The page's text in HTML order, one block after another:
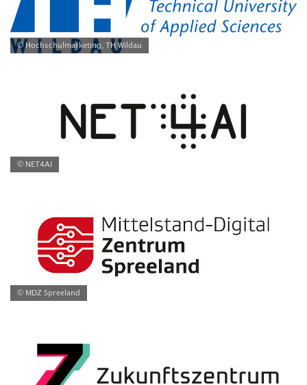
© Hochschulmarketing, TH Wildau
© NET4AI
© MDZ Spreeland